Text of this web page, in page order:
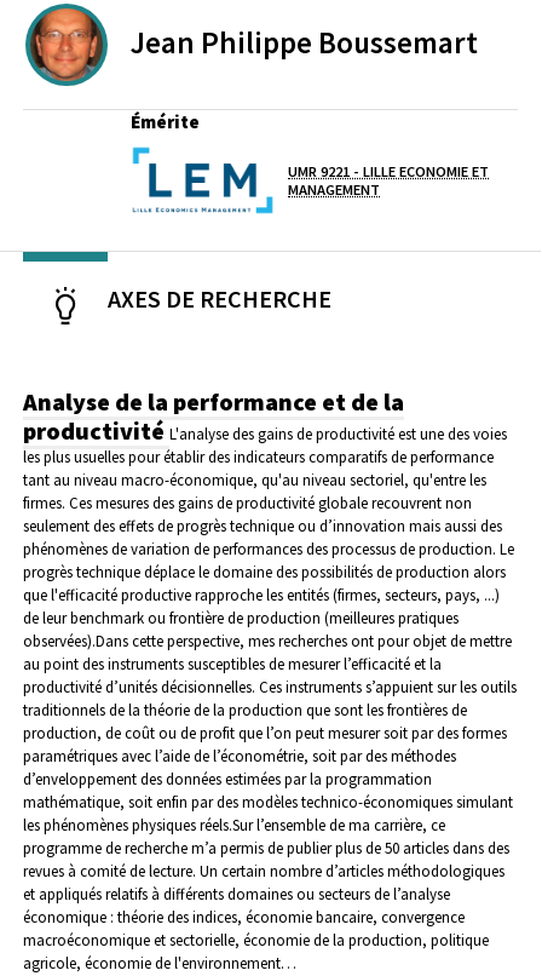
PROFESSEURS EMERITES DE L'UNIVERSITE
Jean Philippe Boussemart
Émérite
UMR 9221 - LILLE ECONOMIE ET
MANAGEMENT
AXES DE RECHERCHE
Analyse de la performance et de la
productivité L'analyse des gains de productivité est une des voies
les plus usuelles pour établir des indicateurs comparatifs de performance
tant au niveau macro-économique, qu'au niveau sectoriel, qu'entre les
firmes. Ces mesures des gains de productivité globale recouvrent non
seulement des effets de progrès technique ou d’innovation mais aussi des
phénomènes de variation de performances des processus de production. Le
progrès technique déplace le domaine des possibilités de production alors
que l'efficacité productive rapproche les entités (firmes, secteurs, pays, ...)
de leur benchmark ou frontière de production (meilleures pratiques
observées).Dans cette perspective, mes recherches ont pour objet de mettre
au point des instruments susceptibles de mesurer l’efficacité et la
productivité d’unités décisionnelles. Ces instruments s’appuient sur les outils
traditionnels de la théorie de la production que sont les frontières de
production, de coût ou de profit que l’on peut mesurer soit par des formes
paramétriques avec l’aide de l’économétrie, soit par des méthodes
d’enveloppement des données estimées par la programmation
mathématique, soit enfin par des modèles technico-économiques simulant
les phénomènes physiques réels.Sur l’ensemble de ma carrière, ce
programme de recherche m’a permis de publier plus de 50 articles dans des
revues à comité de lecture. Un certain nombre d’articles méthodologiques
et appliqués relatifs à différents domaines ou secteurs de l’analyse
économique : théorie des indices, économie bancaire, convergence
macroéconomique et sectorielle, économie de la production, politique
agricole, économie de l'environnement…